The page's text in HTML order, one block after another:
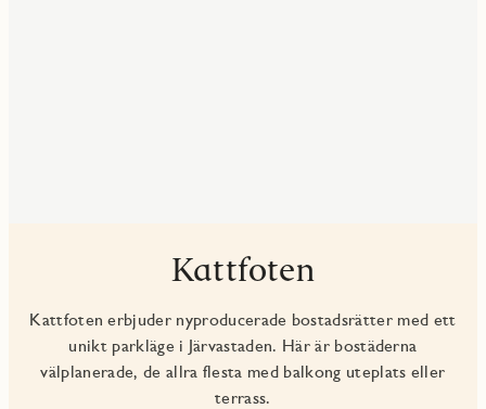
Kattfoten
Kattfoten erbjuder nyproducerade bostadsrätter med ett
unikt parkläge i Järvastaden. Här är bostäderna
välplanerade, de allra flesta med balkong uteplats eller
terrass.